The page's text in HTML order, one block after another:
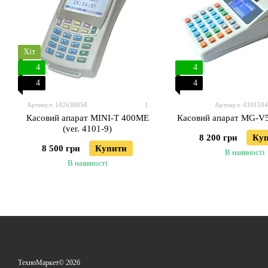
Хіт
4
4
Артикул: 102638858 1
Касовий апарат MINI-T 400МЕ
(ver. 4101-9)
8 500 грн Купити
В наявності
4
4
Артикул:
Касовий апарат MG-
8 200 грн
В наявності
ТехноМаркет© 2026